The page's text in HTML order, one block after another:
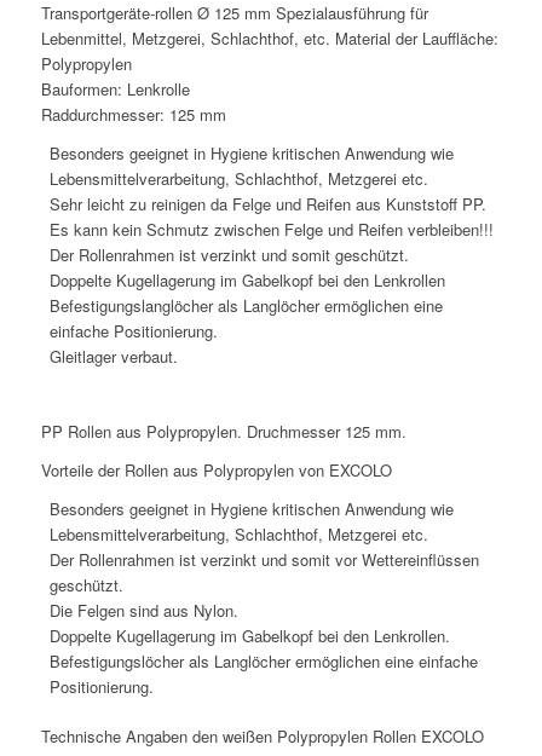
Transportgeräte-rollen Ø 125 mm Spezialausführung für
Lebenmittel, Metzgerei, Schlachthof, etc. Material der Lauffläche:
Polypropylen
Bauformen: Lenkrolle
Raddurchmesser: 125 mm
Besonders geeignet in Hygiene kritischen Anwendung wie
Lebensmittelverarbeitung, Schlachthof, Metzgerei etc.
Sehr leicht zu reinigen da Felge und Reifen aus Kunststoff PP.
Es kann kein Schmutz zwischen Felge und Reifen verbleiben!!!
Der Rollenrahmen ist verzinkt und somit geschützt.
Doppelte Kugellagerung im Gabelkopf bei den Lenkrollen
Befestigungslanglöcher als Langlöcher ermöglichen eine
einfache Positionierung.
Gleitlager verbaut.
PP Rollen aus Polypropylen. Druchmesser 125 mm.
Vorteile der Rollen aus Polypropylen von EXCOLO
Besonders geeignet in Hygiene kritischen Anwendung wie
Lebensmittelverarbeitung, Schlachthof, Metzgerei etc.
Der Rollenrahmen ist verzinkt und somit vor Wettereinflüssen
geschützt.
Die Felgen sind aus Nylon.
Doppelte Kugellagerung im Gabelkopf bei den Lenkrollen.
Befestigungslöcher als Langlöcher ermöglichen eine einfache
Positionierung.
Technische Angaben den weißen Polypropylen Rollen EXCOLO